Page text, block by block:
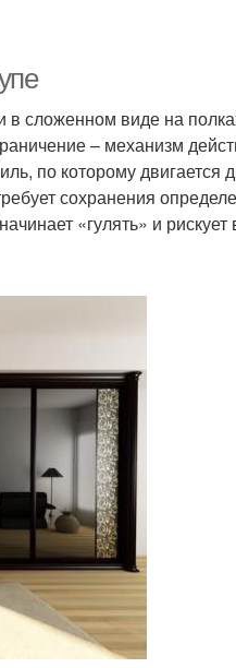
в сложенном виде на
– механизм
по которому двигается
сохранения
«гулять» и рискует